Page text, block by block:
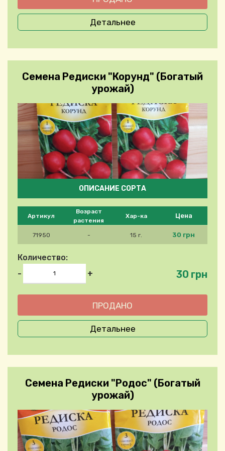
Детальнее
Семена Редиски "Корунд" (Богатый
урожай)
Please select product
Артикул
Возраст
растения
Хар-ка Цена
71950 - 15 г. 30 грн
Количество:
-
+ 30 грн
ОПИСАНИЕ СОРТА
Детальнее
Семена Редиски "Родос" (Богатый
урожай)